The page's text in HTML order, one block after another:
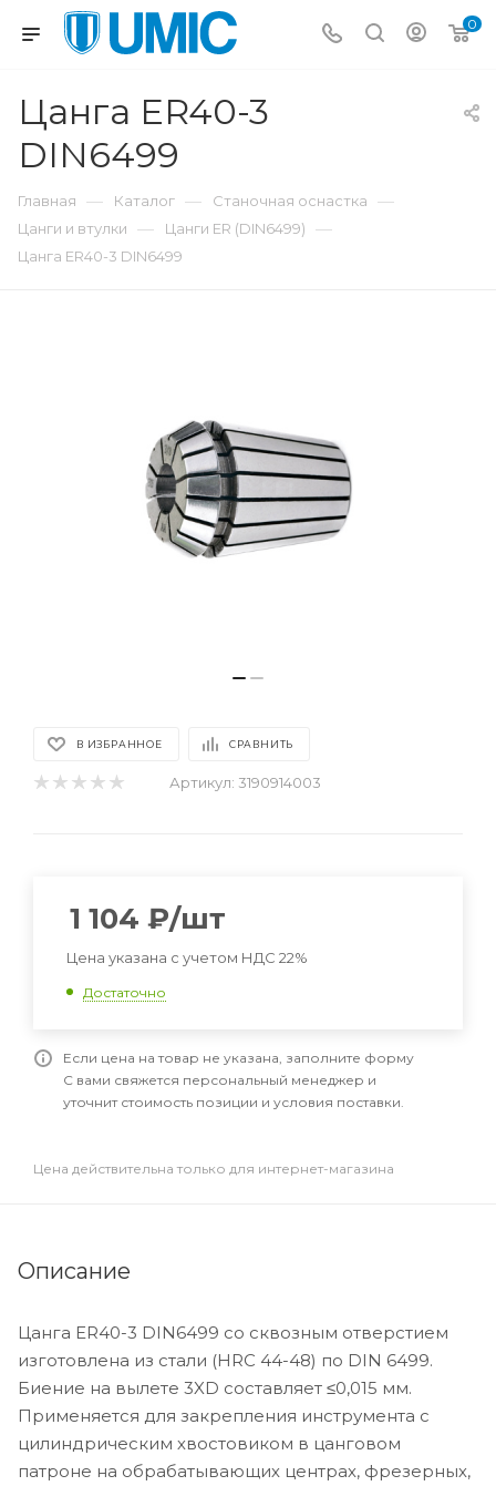
0
Цанга ER40-3
DIN6499
Главная — Каталог — Станочная оснастка —
Цанги и втулки — Цанги ER (DIN6499) —
Цанга ER40-3 DIN6499
В ИЗБРАННОЕ СРАВНИТЬ
Артикул: 3190914003
1 104 ₽/шт
Цена указана с учетом НДС 22%
Достаточно
Если цена на товар не указана, заполните форму
С вами свяжется персональный менеджер и
уточнит стоимость позиции и условия поставки.
Цена действительна только для интернет-магазина
Описание
Цанга ER40-3 DIN6499 со сквозным отверстием
изготовлена из стали (HRC 44-48) по DIN 6499.
Биение на вылете 3XD составляет ≤0,015 мм.
Применяется для закрепления инструмента с
цилиндрическим хвостовиком в цанговом
патроне на обрабатывающих центрах, фрезерных,